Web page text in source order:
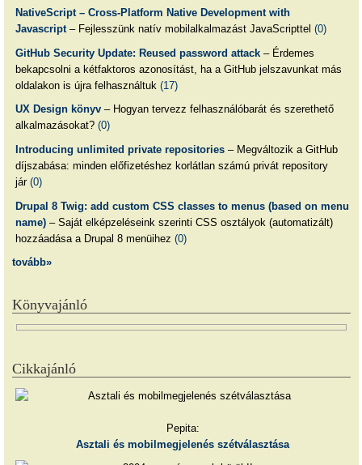
NativeScript – Cross-Platform Native Development with
Javascript– Fejlesszünk natív mobilalkalmazást JavaScripttel (0)
GitHub Security Update: Reused password attack– Érdemes
bekapcsolni a kétfaktoros azonosítást, ha a GitHub jelszavunkat más
oldalakon is újra felhasználtuk (17)
UX Design könyv– Hogyan tervezz felhasználóbarát és szerethető
alkalmazásokat? (0)
Introducing unlimited private repositories– Megváltozik a GitHub
díjszabása: minden előfizetéshez korlátlan számú privát repository
jár (0)
Drupal 8 Twig: add custom CSS classes to menus (based on menu
name)– Saját elképzeléseink szerinti CSS osztályok (automatizált)
hozzáadása a Drupal 8 menüihez (0)
tovább»
Könyvajánló
Cikkajánló
Pepita:
Asztali és mobilmegjelenés szétválasztása